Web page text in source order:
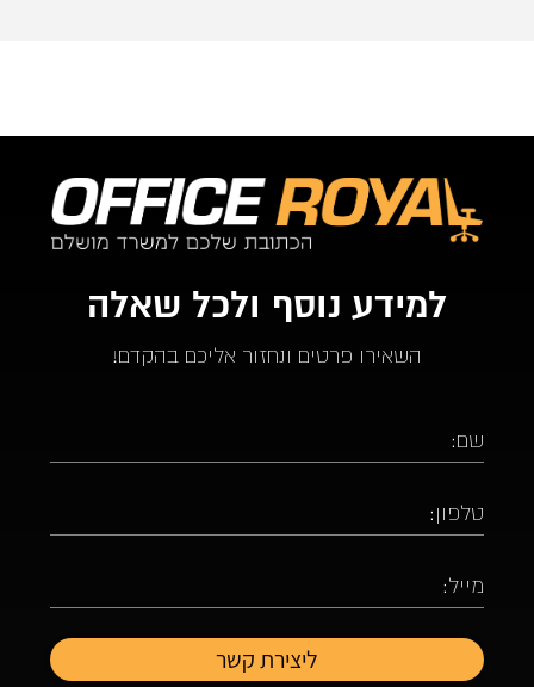
למידע נוסף ולכל שאלה
השאירו פרטים ונחזור אליכם בהקדם!